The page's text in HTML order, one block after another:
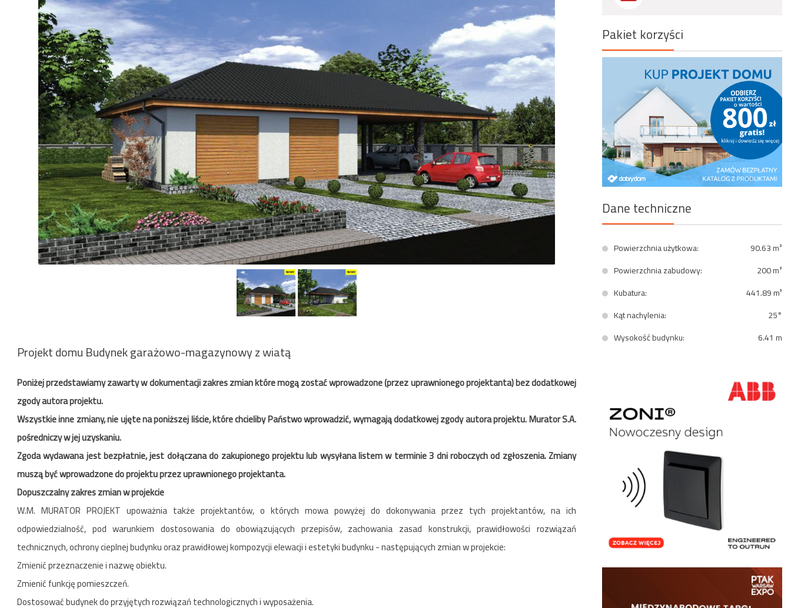
Szukaj
Projekt domu Budynek garażowo-magazynowy z wiatą
Poniżej przedstawiamy zawarty w dokumentacji zakres zmian które mogą zostać wprowadzone (przez uprawnionego projektanta) bez dodatkowej
zgody autora projektu.
Wszystkie inne zmiany, nie ujęte na poniższej liście, które chcieliby Państwo wprowadzić, wymagają dodatkowej zgody autora projektu. Murator S.A.
pośredniczy w jej uzyskaniu.
Zgoda wydawana jest bezpłatnie, jest dołączana do zakupionego projektu lub wysyłana listem w terminie 3 dni roboczych od zgłoszenia. Zmiany
muszą być wprowadzone do projektu przez uprawnionego projektanta.
Dopuszczalny zakres zmian w projekcie
W.M. MURATOR PROJEKT upoważnia także projektantów, o których mowa powyżej do dokonywania przez tych projektantów, na ich
odpowiedzialność, pod warunkiem dostosowania do obowiązujących przepisów, zachowania zasad konstrukcji, prawidłowości rozwiązań
technicznych, ochrony cieplnej budynku oraz prawidłowej kompozycji elewacji i estetyki budynku - następujących zmian w projekcie:
Zmienić przeznaczenie i nazwę obiektu.
Zmienić funkcję pomieszczeń.
Dostosować budynek do przyjętych rozwiązań technologicznych i wyposażenia.
Pakiet korzyści
Dane techniczne
Powierzchnia użytkowa:
90.63 m²
Powierzchnia zabudowy:
200 m²
Kubatura:
441.89 m³
Kąt nachylenia:
25°
Wysokość budynku:
6.41 m